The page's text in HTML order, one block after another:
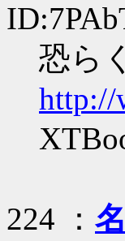
恐ら
http://
224 ：